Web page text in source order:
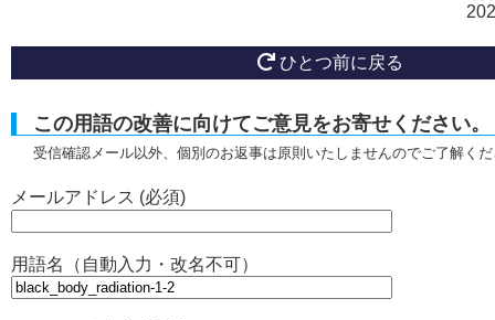
ひとつ前に戻る
この用語の改善に向けてご意見をお寄せください。
受信確認メール以外、個別のお返事は原則いたしませんのでご了解く
メールアドレス (必須)
用語名（自動入力・改名不可）